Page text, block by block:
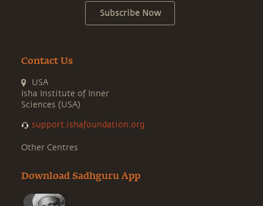
Subscribe Now
Contact Us
USA
Isha Institute of Inner
Sciences (USA)
support.ishafoundation.org
Other Centres
Download Sadhguru App